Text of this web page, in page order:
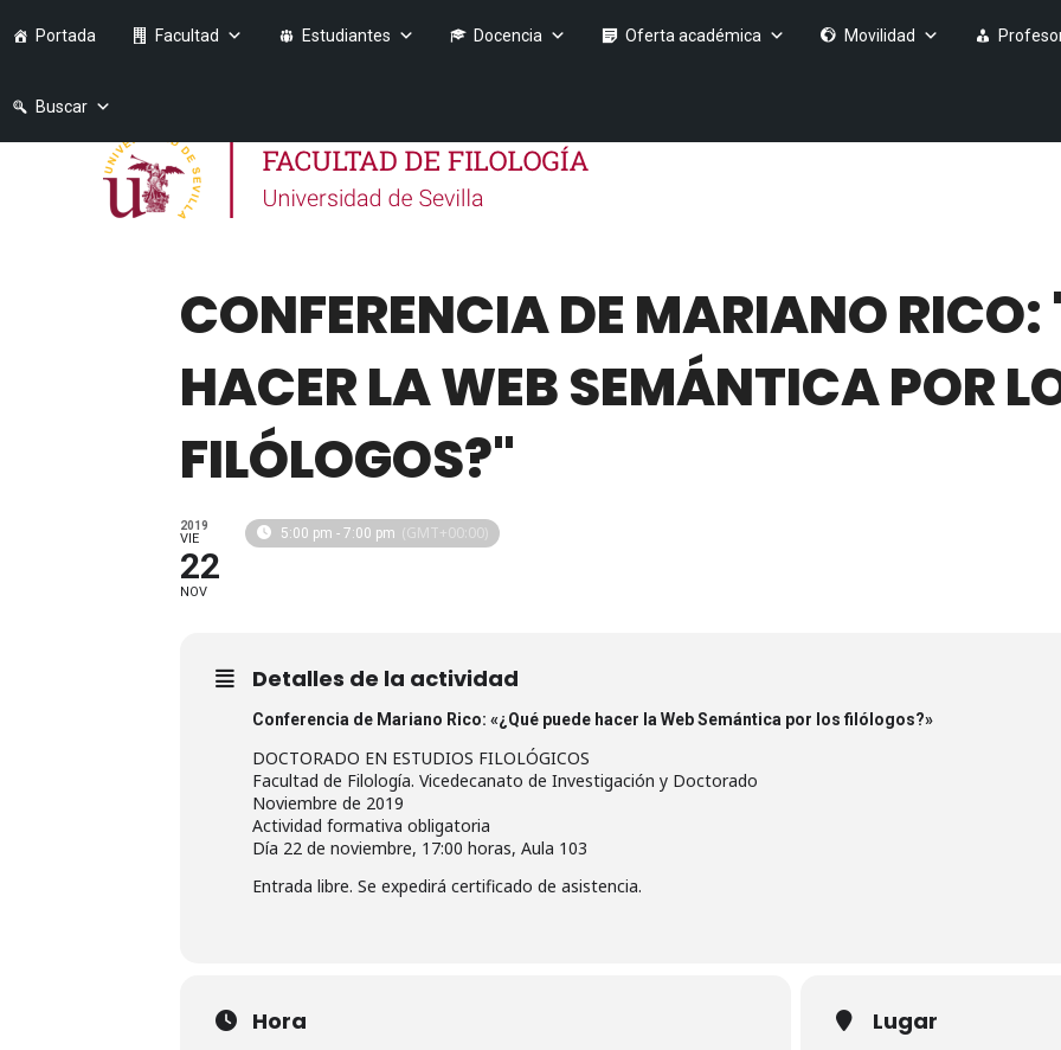
Portada Facultad Estudiantes Docencia Oferta académica Movilidad
Buscar
CONFERENCIA DE MARIANO RICO:
HACER LA WEB SEMÁNTICA POR
FILÓLOGOS?"
2019
VIE
22
NOV
5:00 pm - 7:00 pm (GMT+00:00)
Detalles de la actividad
Conferencia de Mariano Rico: «¿Qué puede hacer la Web Semántica por los filólogos?»
DOCTORADO EN ESTUDIOS FILOLÓGICOS
Facultad de Filología. Vicedecanato de Investigación y Doctorado
Noviembre de 2019
Actividad formativa obligatoria
Día 22 de noviembre, 17:00 horas, Aula 103
Entrada libre. Se expedirá certificado de asistencia.
Hora Lugar